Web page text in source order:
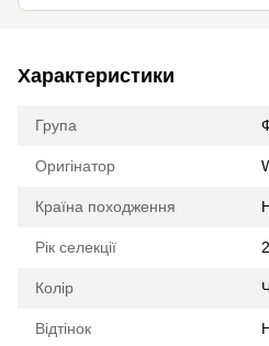
Характеристики
Група
Оригінатор
Країна походження
Рік селекції
Колір
Відтінок